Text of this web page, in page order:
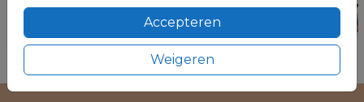
Accepteren
Weigeren